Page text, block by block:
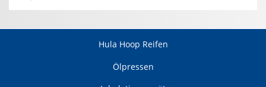
Hula Hoop Reifen
Ölpressen